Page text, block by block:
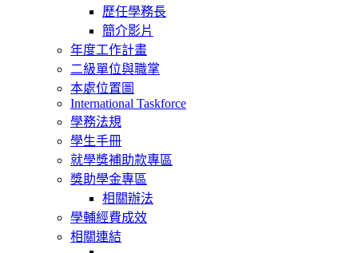
歷任學務長
簡介影片
年度工作計畫
二級單位與職掌
本處位置圖
International Taskforce
學務法規
學生手冊
就學獎補助款專區
獎助學金專區
相關辦法
學輔經費成效
相關連結